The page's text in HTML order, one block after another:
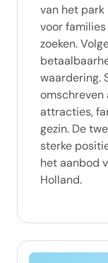
van het
voor
zoeken.
waardering.
omschreven
attracties,
gezin. De
sterke
het aanbod
Holland.